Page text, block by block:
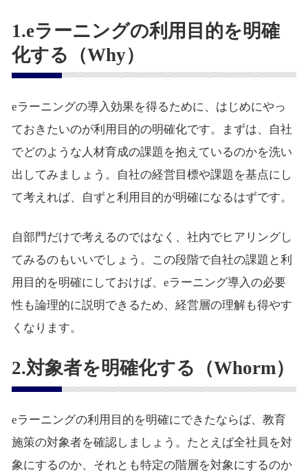
1.eラーニングの利用目的を明確
化する（Why）
eラーニングの導入効果を得るために、はじめにやっ
ておきたいのが利用目的の明確化です。まずは、自社
でどのような人材育成の課題を抱えているのかを洗い
出してみましょう。自社の経営目標や課題を基点にし
て考えれば、自ずと利用目的が明確になるはずです。
自部門だけで考えるのではなく、社内でヒアリングし
てみるのもいいでしょう。この段階で自社の課題と利
用目的を明確にしておけば、eラーニング導入の必要
性も論理的に説明できるため、経営層の理解も得やす
くなります。
2.対象者を明確化する（Whorm）
eラーニングの利用目的を明確にできたならば、教育
施策の対象者を確認しましょう。たとえば全社員を対
象にするのか、それとも特定の階層を対象にするのか